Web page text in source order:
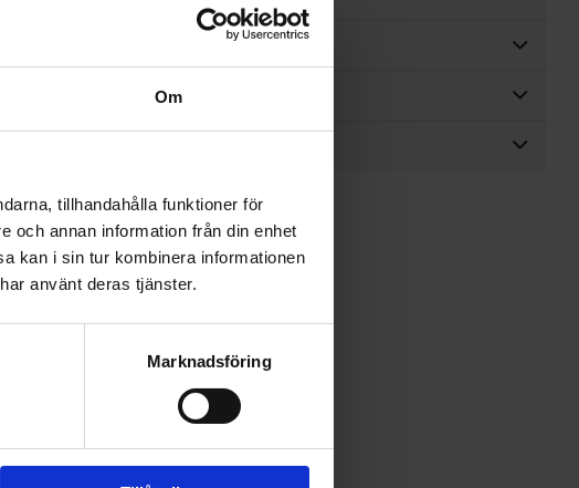
Om
tillhandahålla funktioner för
och annan information från din enhet
kan i sin tur kombinera informationen
använt deras tjänster.
Marknadsföring
Lägg till i favoriter